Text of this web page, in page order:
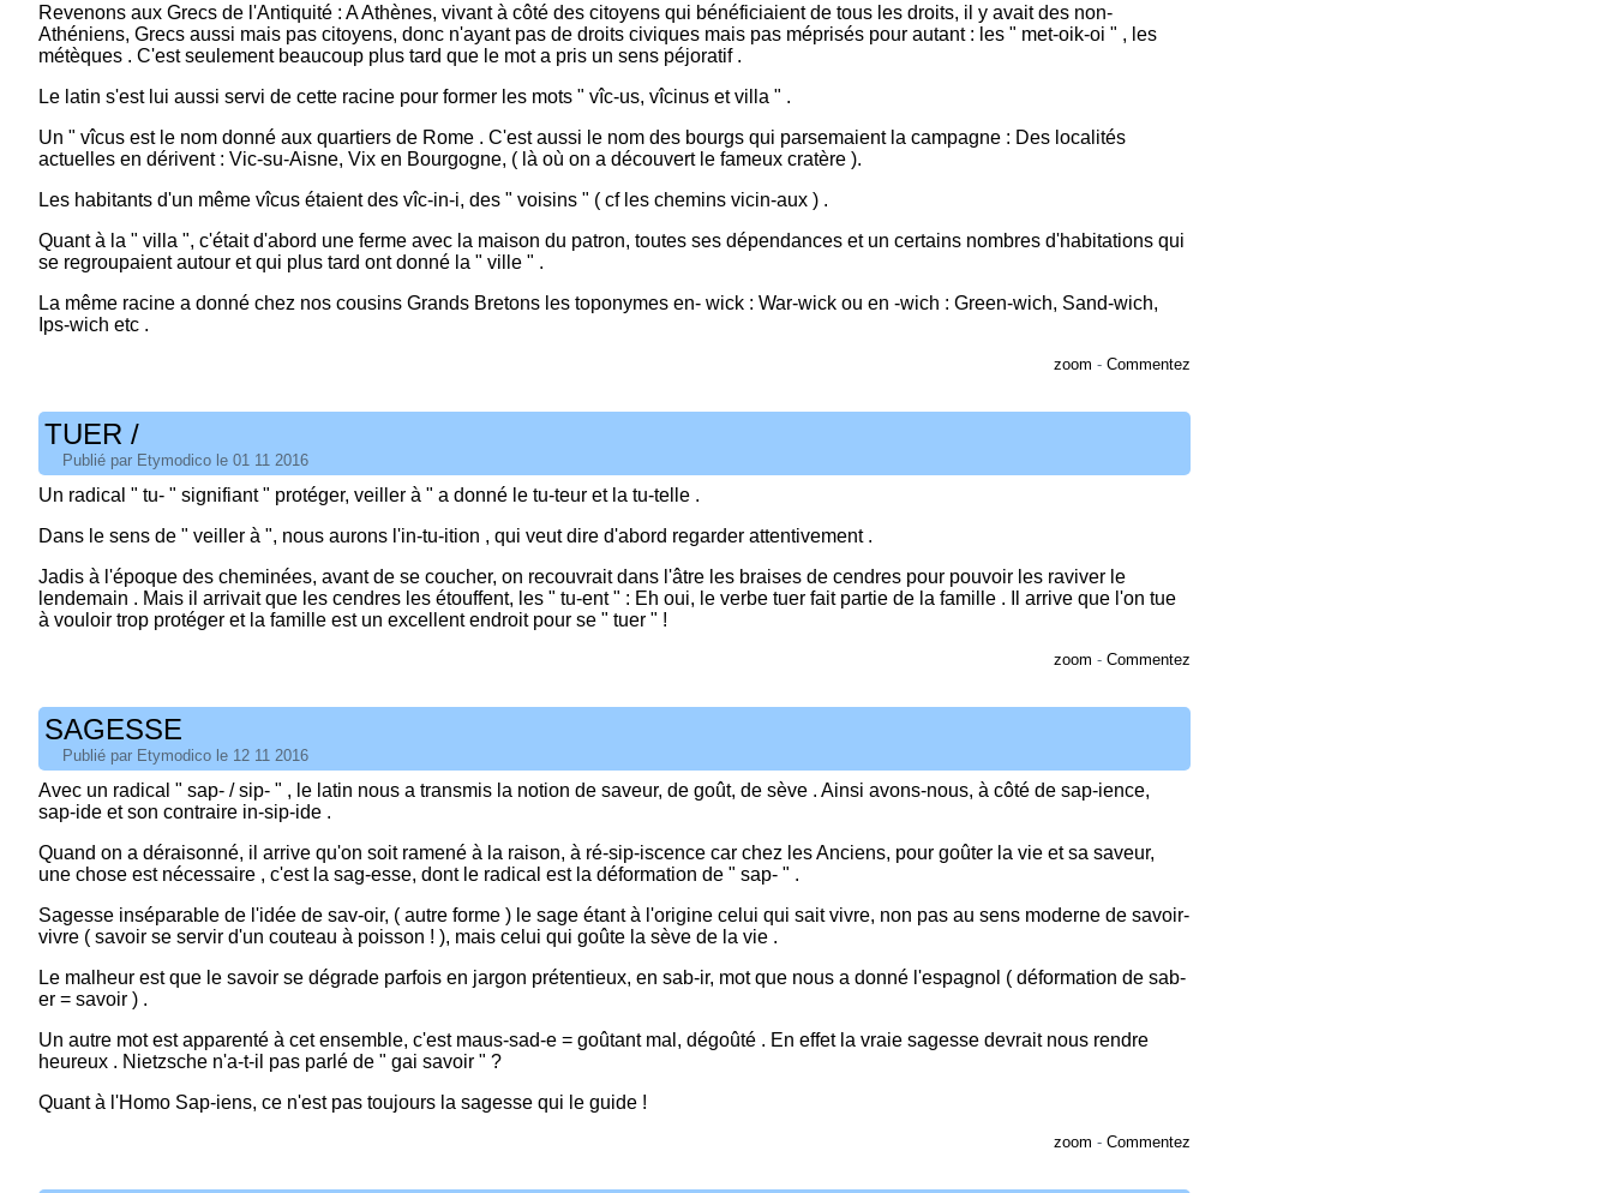
Revenons aux Grecs de l'Antiquité : A Athènes, vivant à côté des citoyens qui bénéficiaient de tous les droits, il y avait des non-
Athéniens, Grecs aussi mais pas citoyens, donc n'ayant pas de droits civiques mais pas méprisés pour autant : les " met-oik-oi " , les
métèques . C'est seulement beaucoup plus tard que le mot a pris un sens péjoratif .
Le latin s'est lui aussi servi de cette racine pour former les mots " vîc-us, vîcinus et villa " .
Un " vîcus est le nom donné aux quartiers de Rome . C'est aussi le nom des bourgs qui parsemaient la campagne : Des localités
actuelles en dérivent : Vic-su-Aisne, Vix en Bourgogne, ( là où on a découvert le fameux cratère ).
Les habitants d'un même vîcus étaient des vîc-in-i, des " voisins " ( cf les chemins vicin-aux ) .
Quant à la " villa ", c'était d'abord une ferme avec la maison du patron, toutes ses dépendances et un certains nombres d'habitations qui
se regroupaient autour et qui plus tard ont donné la " ville " .
La même racine a donné chez nos cousins Grands Bretons les toponymes en- wick : War-wick ou en -wich : Green-wich, Sand-wich,
Ips-wich etc .
zoom - Commentez
TUER /
Publié par Etymodico le 01 11 2016
Un radical " tu- " signifiant " protéger, veiller à " a donné le tu-teur et la tu-telle .
Dans le sens de " veiller à ", nous aurons l'in-tu-ition , qui veut dire d'abord regarder attentivement .
Jadis à l'époque des cheminées, avant de se coucher, on recouvrait dans l'âtre les braises de cendres pour pouvoir les raviver le
lendemain . Mais il arrivait que les cendres les étouffent, les " tu-ent " : Eh oui, le verbe tuer fait partie de la famille . Il arrive que l'on tue
à vouloir trop protéger et la famille est un excellent endroit pour se " tuer " !
zoom - Commentez
SAGESSE
Publié par Etymodico le 12 11 2016
Avec un radical " sap- / sip- " , le latin nous a transmis la notion de saveur, de goût, de sève . Ainsi avons-nous, à côté de sap-ience,
sap-ide et son contraire in-sip-ide .
Quand on a déraisonné, il arrive qu'on soit ramené à la raison, à ré-sip-iscence car chez les Anciens, pour goûter la vie et sa saveur,
une chose est nécessaire , c'est la sag-esse, dont le radical est la déformation de " sap- " .
Sagesse inséparable de l'idée de sav-oir, ( autre forme ) le sage étant à l'origine celui qui sait vivre, non pas au sens moderne de savoir-
vivre ( savoir se servir d'un couteau à poisson ! ), mais celui qui goûte la sève de la vie .
Le malheur est que le savoir se dégrade parfois en jargon prétentieux, en sab-ir, mot que nous a donné l'espagnol ( déformation de sab-
er = savoir ) .
Un autre mot est apparenté à cet ensemble, c'est maus-sad-e = goûtant mal, dégoûté . En effet la vraie sagesse devrait nous rendre
heureux . Nietzsche n'a-t-il pas parlé de " gai savoir " ?
Quant à l'Homo Sap-iens, ce n'est pas toujours la sagesse qui le guide !
zoom - Commentez